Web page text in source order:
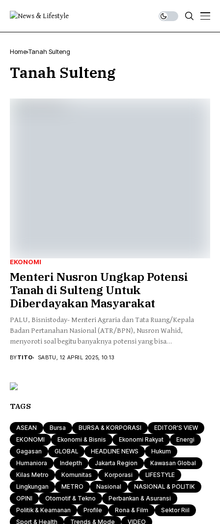
Home Tanah Sulteng
Tanah Sulteng
EKONOMI
Menteri Nusron Ungkap Potensi
Tanah di Sulteng Untuk
Diberdayakan Masyarakat
PALU, Bisnistoday- Menteri Agraria dan Tata Ruang/Kepala
Badan Pertanahan Nasional (ATR/BPN), Nusron Wahid,
menyoroti soal begitu banyaknya potensi yang bisa
BYTITO SABTU, 12 APRIL 2025, 10:13
TAGS
ASEAN Bursa BURSA & KORPORASI
EDITOR'S VIEW
EKONOMI
Ekonomi & Bisnis Ekonomi Rakyat
Energi
Gagasan
GLOBAL HEADLINE NEWS
Hukum
Humaniora
Indepth Jakarta Region
Kawasan Global
Kilas Metro
Komunitas Korporasi
LIFESTYLE
Lingkungan
METRO Nasional
NASIONAL & POLITIK
OPINI
Otomotif & Tekno
Perbankan & Asuransi
Politik & Keamanan
Profile Rona & Film
Sektor Riil
Sport & Health
Trends & Mode
VIDEO